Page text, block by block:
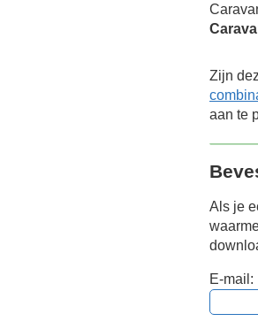
Zijn
aan te
Als je
E-mail: